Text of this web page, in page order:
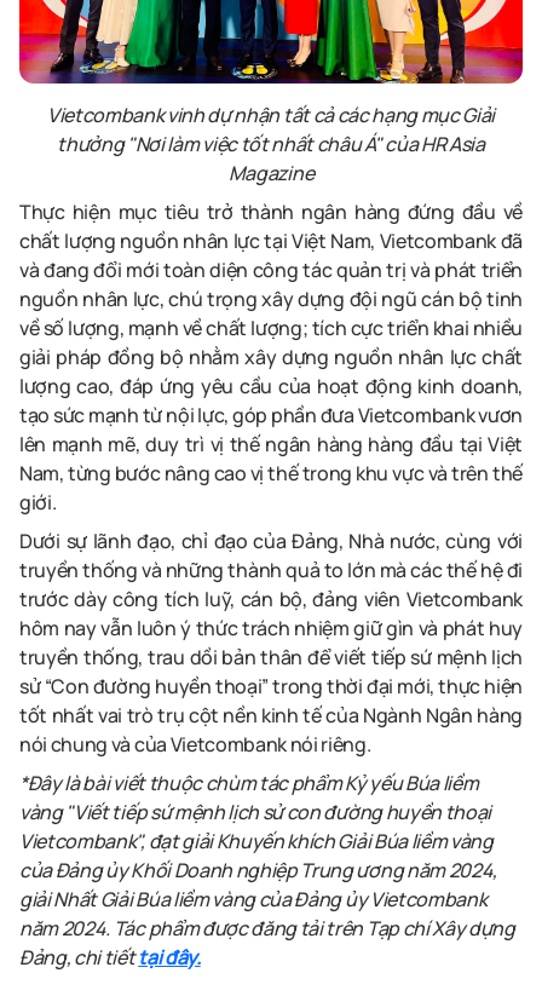
Vietcombank vinh dự nhận tất cả các hạng mục Giải
thưởng "Nơi làm việc tốt nhất châu Á" của HR Asia
Magazine
Thực hiện mục tiêu trở thành ngân hàng đứng đầu về
chất lượng nguồn nhân lực tại Việt Nam, Vietcombank đã
và đang đổi mới toàn diện công tác quản trị và phát triển
nguồn nhân lực, chú trọng xây dựng đội ngũ cán bộ tinh
về số lượng, mạnh về chất lượng; tích cực triển khai nhiều
giải pháp đồng bộ nhằm xây dựng nguồn nhân lực chất
lượng cao, đáp ứng yêu cầu của hoạt động kinh doanh,
tạo sức mạnh từ nội lực, góp phần đưa Vietcombank vươn
lên mạnh mẽ, duy trì vị thế ngân hàng hàng đầu tại Việt
Nam, từng bước nâng cao vị thế trong khu vực và trên thế
giới.
Dưới sự lãnh đạo, chỉ đạo của Đảng, Nhà nước, cùng với
truyền thống và những thành quả to lớn mà các thế hệ đi
trước dày công tích luỹ, cán bộ, đảng viên Vietcombank
hôm nay vẫn luôn ý thức trách nhiệm giữ gìn và phát huy
truyền thống, trau dồi bản thân để viết tiếp sứ mệnh lịch
sử “Con đường huyền thoại” trong thời đại mới, thực hiện
tốt nhất vai trò trụ cột nền kinh tế của Ngành Ngân hàng
nói chung và của Vietcombank nói riêng.
*Đây là bài viết thuộc chùm tác phẩm Kỷ yếu Búa liềm
vàng "Viết tiếp sứ mệnh lịch sử con đường huyền thoại
Vietcombank", đạt giải Khuyến khích Giải Búa liềm vàng
của Đảng ủy Khối Doanh nghiệp Trung ương năm 2024,
giải Nhất Giải Búa liềm vàng của Đảng ủy Vietcombank
năm 2024. Tác phẩm được đăng tải trên Tạp chí Xây dựng
Đảng, chi tiếttại đây.